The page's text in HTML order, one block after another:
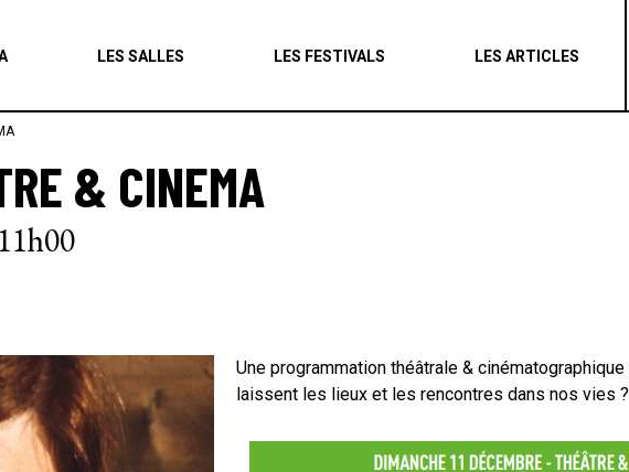
LES SALLES LES FESTIVALS LES ARTICLES
& CINEMA
Une programmation théâtrale &
laissent les lieux et les rencontres dans nos vies ?